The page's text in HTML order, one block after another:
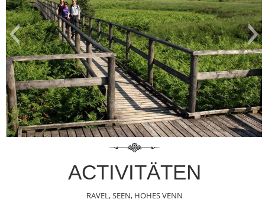
ACTIVITÄTEN
RAVEL, SEEN, HOHES VENN